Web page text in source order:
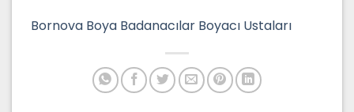
Bornova Boya Badanacılar Boyacı Ustaları